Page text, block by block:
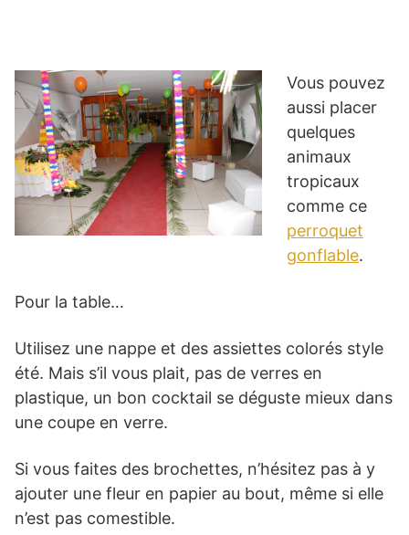
Vous pouvez
aussi placer
quelques
animaux
tropicaux
comme ce
perroquet
gonflable.
Pour la table…
Utilisez une nappe et des assiettes colorés style
été. Mais s’il vous plait, pas de verres en
plastique, un bon cocktail se déguste mieux dans
une coupe en verre.
Si vous faites des brochettes, n’hésitez pas à y
ajouter une fleur en papier au bout, même si elle
n’est pas comestible.